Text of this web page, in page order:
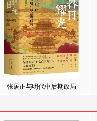
张居正与明代中后期政局